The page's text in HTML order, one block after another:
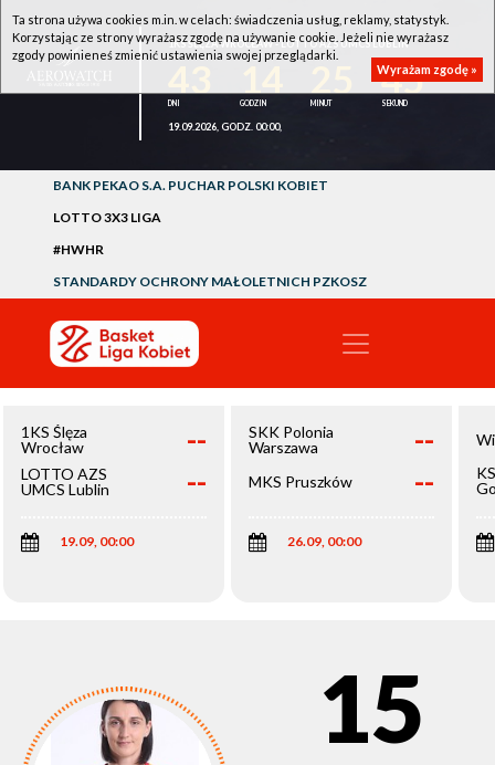
1KS ŚLĘZA WROCŁAW - LOTTO AZS UMCS LUBLIN
45
19.09.2026, GODZ. 00:00,
BANK PEKAO S.A. PUCHAR POLSKI KOBIET
LOTTO 3X3 LIGA
#HWHR
STANDARDY OCHRONY MAŁOLETNICH PZKOSZ
1KS Ślęza
Wrocław
--
LOTTO AZS
UMCS Lublin
--
19.09, 00:00
SKK Polonia
Warszawa
--
MKS Pruszków --
26.09, 00:00
15
Ta strona używa cookies m.in. w celach: świadczenia usług, reklamy, statystyk.
Korzystając ze strony wyrażasz zgodę na używanie cookie. Jeżeli nie wyrażasz
zgody powinieneś zmienić ustawienia swojej przeglądarki.
Wyrażam zgodę »